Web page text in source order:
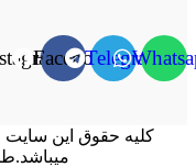
Telegram
Facebook
کلیه حقوق این سایت